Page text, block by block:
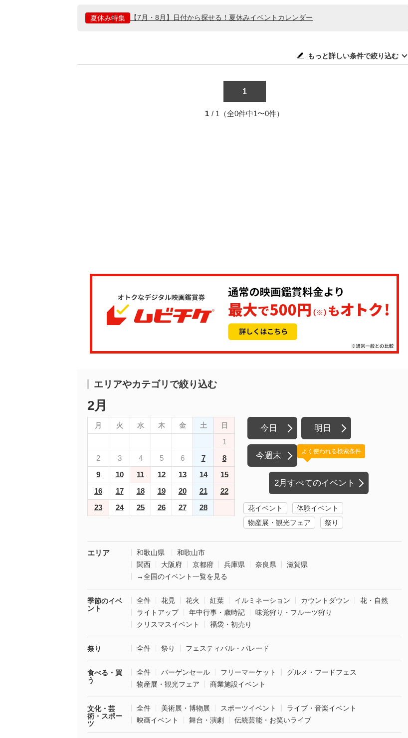
夏休み特集 【7月・8月】日付から探せる！夏休みイベントカレンダー
もっと詳しい条件で絞り込む
1
1 / 1（全0件中1〜0件）
エリアやカテゴリで絞り込む
2月
月 火 水 木 金 土 日
1
2
3 4 5 6 7
8
9
10 11 12 13 14
15
16
17 18 19 20 21
22
23
24 25 26 27 28
今日 明日
今週末
2月すべてのイベント
よく使われる検索条件
花イベント
体験イベント
物産展・観光フェア
祭り
エリア 和歌山県
和歌山市
関西
大阪府 京都府 兵庫県 奈良県
滋賀県
→全国のイベント一覧を見る
季節のイベ
ント
全件 花見 花火 紅葉 イルミネーション カウントダウン
花・自然
ライトアップ
年中行事・歳時記
味覚狩り・フルーツ狩り
クリスマスイベント
福袋・初売り
祭り 全件 祭り フェスティバル・パレード
食べる・買
う
全件 バーゲンセール フリーマーケット
グルメ・フードフェス
物産展・観光フェア
商業施設イベント
文化・芸
術・スポー
ツ
全件 美術展・博物展 スポーツイベント
ライブ・音楽イベント
映画イベント
舞台・演劇 伝統芸能・お笑いライブ